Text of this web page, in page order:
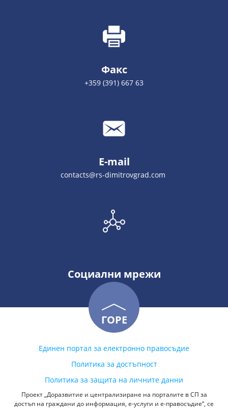
Факс
+359 (391) 667 63
E-mail
contacts@rs-dimitrovgrad.com
Социални мрежи
ГОРЕ
Единен портал за електронно правосъдие
Политика за достъпност
Политика за защита на личните данни
Проект „Доразвитие и централизиране на порталите в СП за
достъп на граждани до информация, е-услуги и е-правосъдие“, се